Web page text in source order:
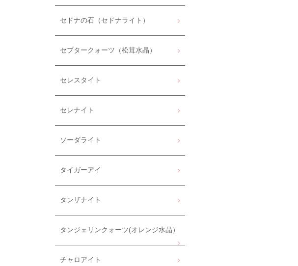
セドナの石（セドナライト）
セプタークォーツ（松茸水晶）
セレスタイト
セレナイト
ソーダライト
タイガーアイ
タンザナイト
タンジェリンクォーツ(オレンジ水晶）
チャロアイト